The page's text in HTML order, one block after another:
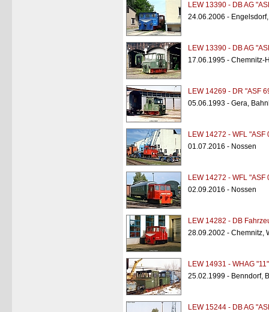
LEW 13390 - DB AG
24.06.2006 -
LEW 13390 - DB AG
17.06.1995 - Chemnitz-
LEW 14269 - DR "ASF
05.06.1993 - Gera,
LEW 14272 - WFL "ASF
01.07.2016 - Nossen
LEW 14272 - WFL "ASF
02.09.2016 - Nossen
LEW 14282 - DB
28.09.2002 - Chemnitz,
LEW 14931 - WHAG "11"
25.02.1999 - Benndorf,
LEW 15244 - DB AG